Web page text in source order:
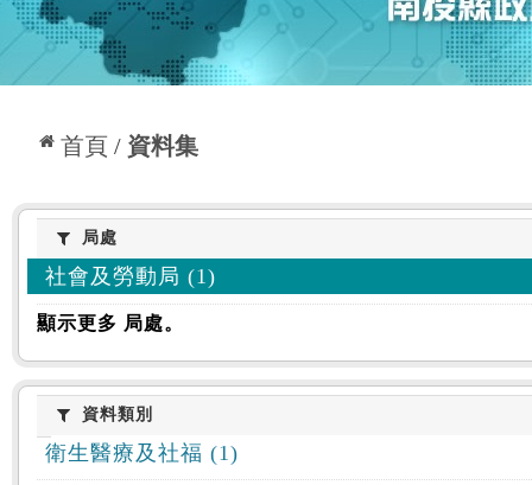
首頁 資料集
:::
局處局處
社會及勞動局 (1)
顯示更多 局處。
資料類別
資料類別
衛生醫療及社福 (1)